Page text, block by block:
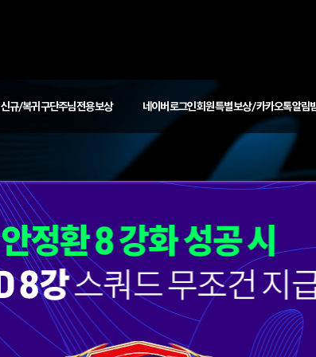
신규/복귀 구단주님 전용 보상 네이버 로그인 회원 특별 보상 / 카카오톡 알림